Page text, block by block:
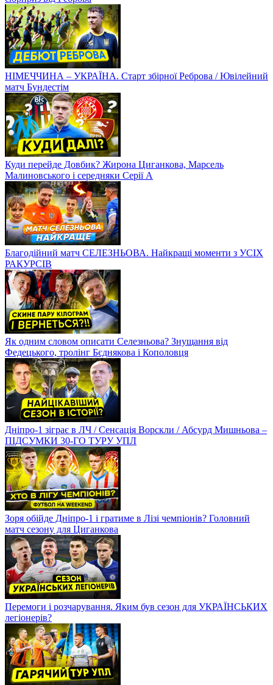
НІМЕЧЧИНА – УКРАЇНА. Старт збірної Реброва / Ювілейний
матч Бундестім
Куди перейде Довбик? Жирона Циганкова, Марсель
Малиновського і середняки Серії А
Благодійний матч СЕЛЕЗНЬОВА. Найкращі моменти з УСІХ
РАКУРСІВ
Як одним словом описати Селезньова? Знущання від
Федецького, тролінг Бєднякова і Кополовця
Дніпро-1 зіграє в ЛЧ / Сенсація Ворскли / Абсурд Мишньова –
ПІДСУМКИ 30-ГО ТУРУ УПЛ
Зоря обійде Дніпро-1 і гратиме в Лізі чемпіонів? Головний
матч сезону для Циганкова
Перемоги і розчарування. Яким був сезон для УКРАЇНСЬКИХ
легіонерів?